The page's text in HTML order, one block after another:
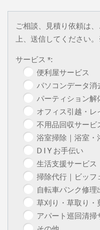
ご相談、見積り依頼は
上、送信してください
サービス *:
便利屋サービス
パソコンデータ消
パーティション解
オフィス引越・レ
不用品回収サービ
浴室掃除｜浴室・
D I Y お手伝い
生活支援サービス
掃除代行｜ビッフ
自転車パンク修理
草刈り・草取り・
アパート巡回清掃